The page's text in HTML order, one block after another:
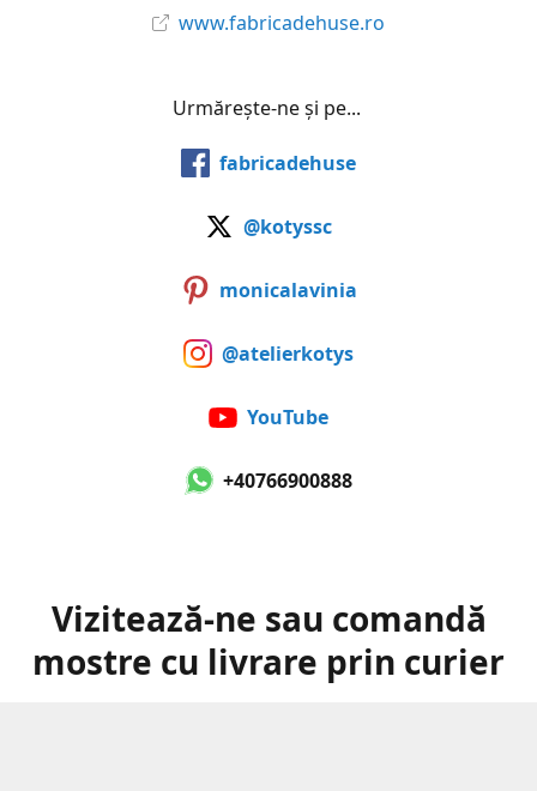
www.fabricadehuse.ro
Urmărește-ne și pe...
fabricadehuse
@kotyssc
monicalavinia
@atelierkotys
YouTube
+40766900888
Vizitează-ne sau comandă
mostre cu livrare prin curier